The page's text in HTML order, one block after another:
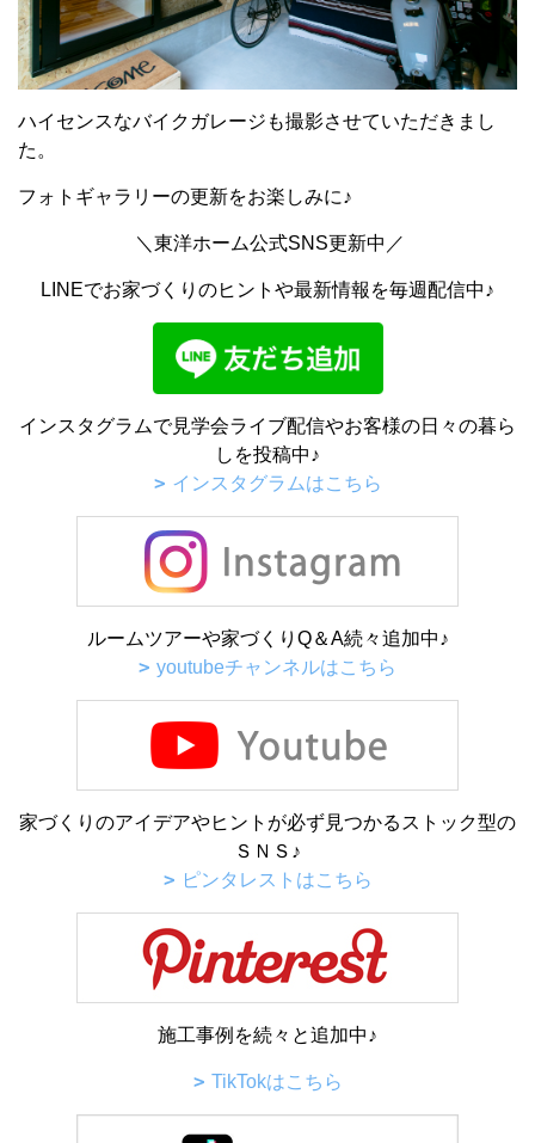
ハイセンスなバイクガレージも撮影させていただきまし
た。
フォトギャラリーの更新をお楽しみに♪
＼東洋ホーム公式SNS更新中／
LINEでお家づくりのヒントや最新情報を毎週配信中♪
インスタグラムで見学会ライブ配信やお客様の日々の暮ら
しを投稿中♪
インスタグラムはこちら
ルームツアーや家づくりQ＆A続々追加中♪
youtubeチャンネルはこちら
家づくりのアイデアやヒントが必ず見つかるストック型の
ＳＮＳ♪
ピンタレストはこちら
施工事例を続々と追加中♪
TikTokはこちら